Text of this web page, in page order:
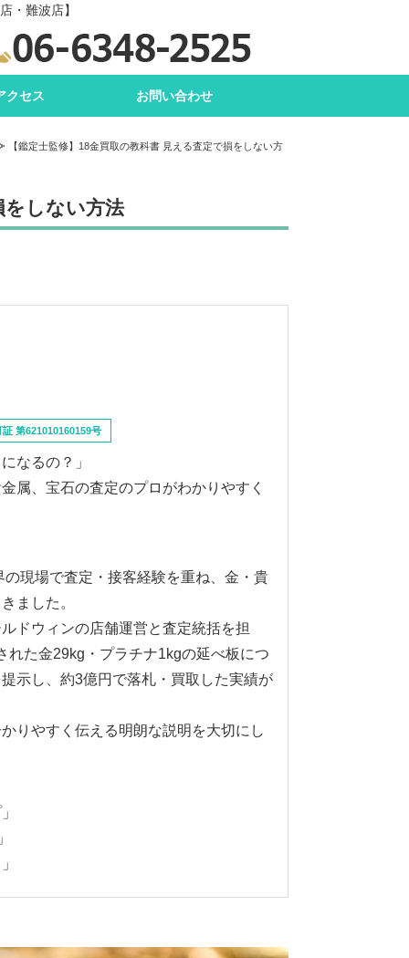
・難波店】
クセス お問い合わせ
【鑑定士監修】18金買取の教科書 見える査定で損をしない方
しない方法
第621010160159号
なるの？」
属、宝石の査定のプロがわかりやすく
現場で査定・接客経験を重ね、金・貴
ました。
ドウィンの店舗運営と査定統括を担
れた金29kg・プラチナ1kgの延べ板につ
示し、約3億円で落札・買取した実績が
りやすく伝える明朗な説明を大切にし